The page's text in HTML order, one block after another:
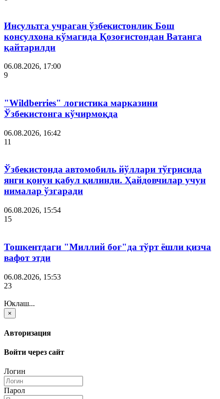
Инсультга учраган ўзбекистонлик Бош
консулхона кўмагида Қозоғистондан Ватанга
қайтарилди
06.08.2026, 17:00
9
"Wildberries" логистика марказини
Ўзбекистонга кўчирмоқда
06.08.2026, 16:42
11
Ўзбекистонда автомобиль йўллари тўғрисида
янги қонун қабул қилинди. Ҳайдовчилар учун
нималар ўзгаради
06.08.2026, 15:54
15
Тошкентдаги "Миллий боғ"да тўрт ёшли қизча
вафот этди
06.08.2026, 15:53
23
Юклаш...
×
Авторизация
Войти через сайт
Логин
Парол